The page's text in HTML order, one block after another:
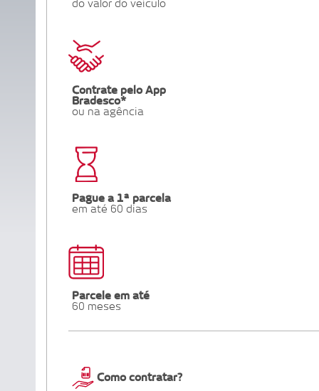
do valor do veículo
Contrate pelo App
Bradesco*
ou na agência
Pague a 1ª parcela
em até 60 dias
Parcele em até
60 meses
Como contratar?